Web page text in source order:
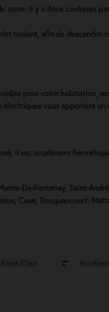
store. Il y a deux coulisses
roulant, afin de descendre
pour votre habitation,
vous apportent un
il est totalement
De-Fontenay, Saint-
Caen, Rocquancourt,
Clair Honfleur